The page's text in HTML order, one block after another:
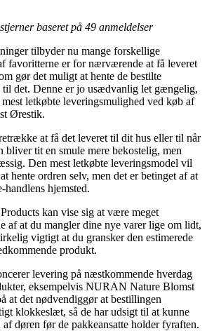
baseret på 49 anmeldelser
tilbyder nu mange forskellige
favoritterne er for nærværende at få leveret
gør det muligt at hente de bestilte
til det. Denne er jo usædvanlig let gængelig,
letkøbte leveringsmulighed ved køb af
Ørestik.
at få det leveret til dit hus eller til når
bliver tit en smule mere bekostelig, men
Den mest letkøbte leveringsmodel vil
hente ordren selv, men det er betinget af at
hjemsted.
kan vise sig at være meget
af at du mangler dine nye varer lige om lidt,
vigtigt at du gransker den estimerede
produkt.
levering på næstkommende hverdag
eksempelvis NURAN Nature Blomst
at det nødvendiggør at bestillingen
klokkeslæt, så de har udsigt til at kunne
døren før de pakkeansatte holder fyraften.